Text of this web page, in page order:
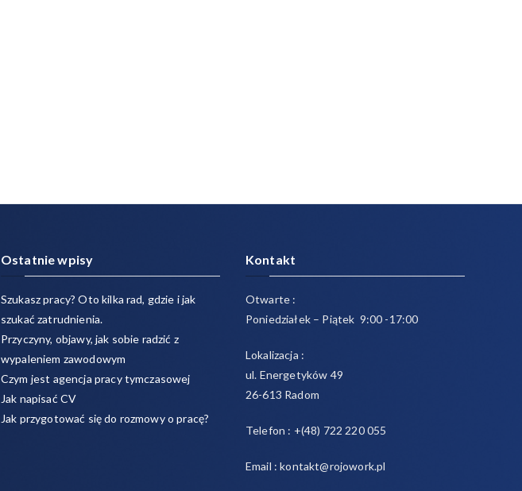
Ostatnie wpisy
Szukasz pracy? Oto kilka rad, gdzie i jak
szukać zatrudnienia.
Przyczyny, objawy, jak sobie radzić z
wypaleniem zawodowym
Czym jest agencja pracy tymczasowej
Jak napisać CV
Jak przygotować się do rozmowy o pracę?
Kontakt
Otwarte :
Poniedziałek – Piątek 9:00 -17:00
Lokalizacja :
ul. Energetyków 49
26-613 Radom
Telefon : +(48) 722 220 055
Email : kontakt@rojowork.pl